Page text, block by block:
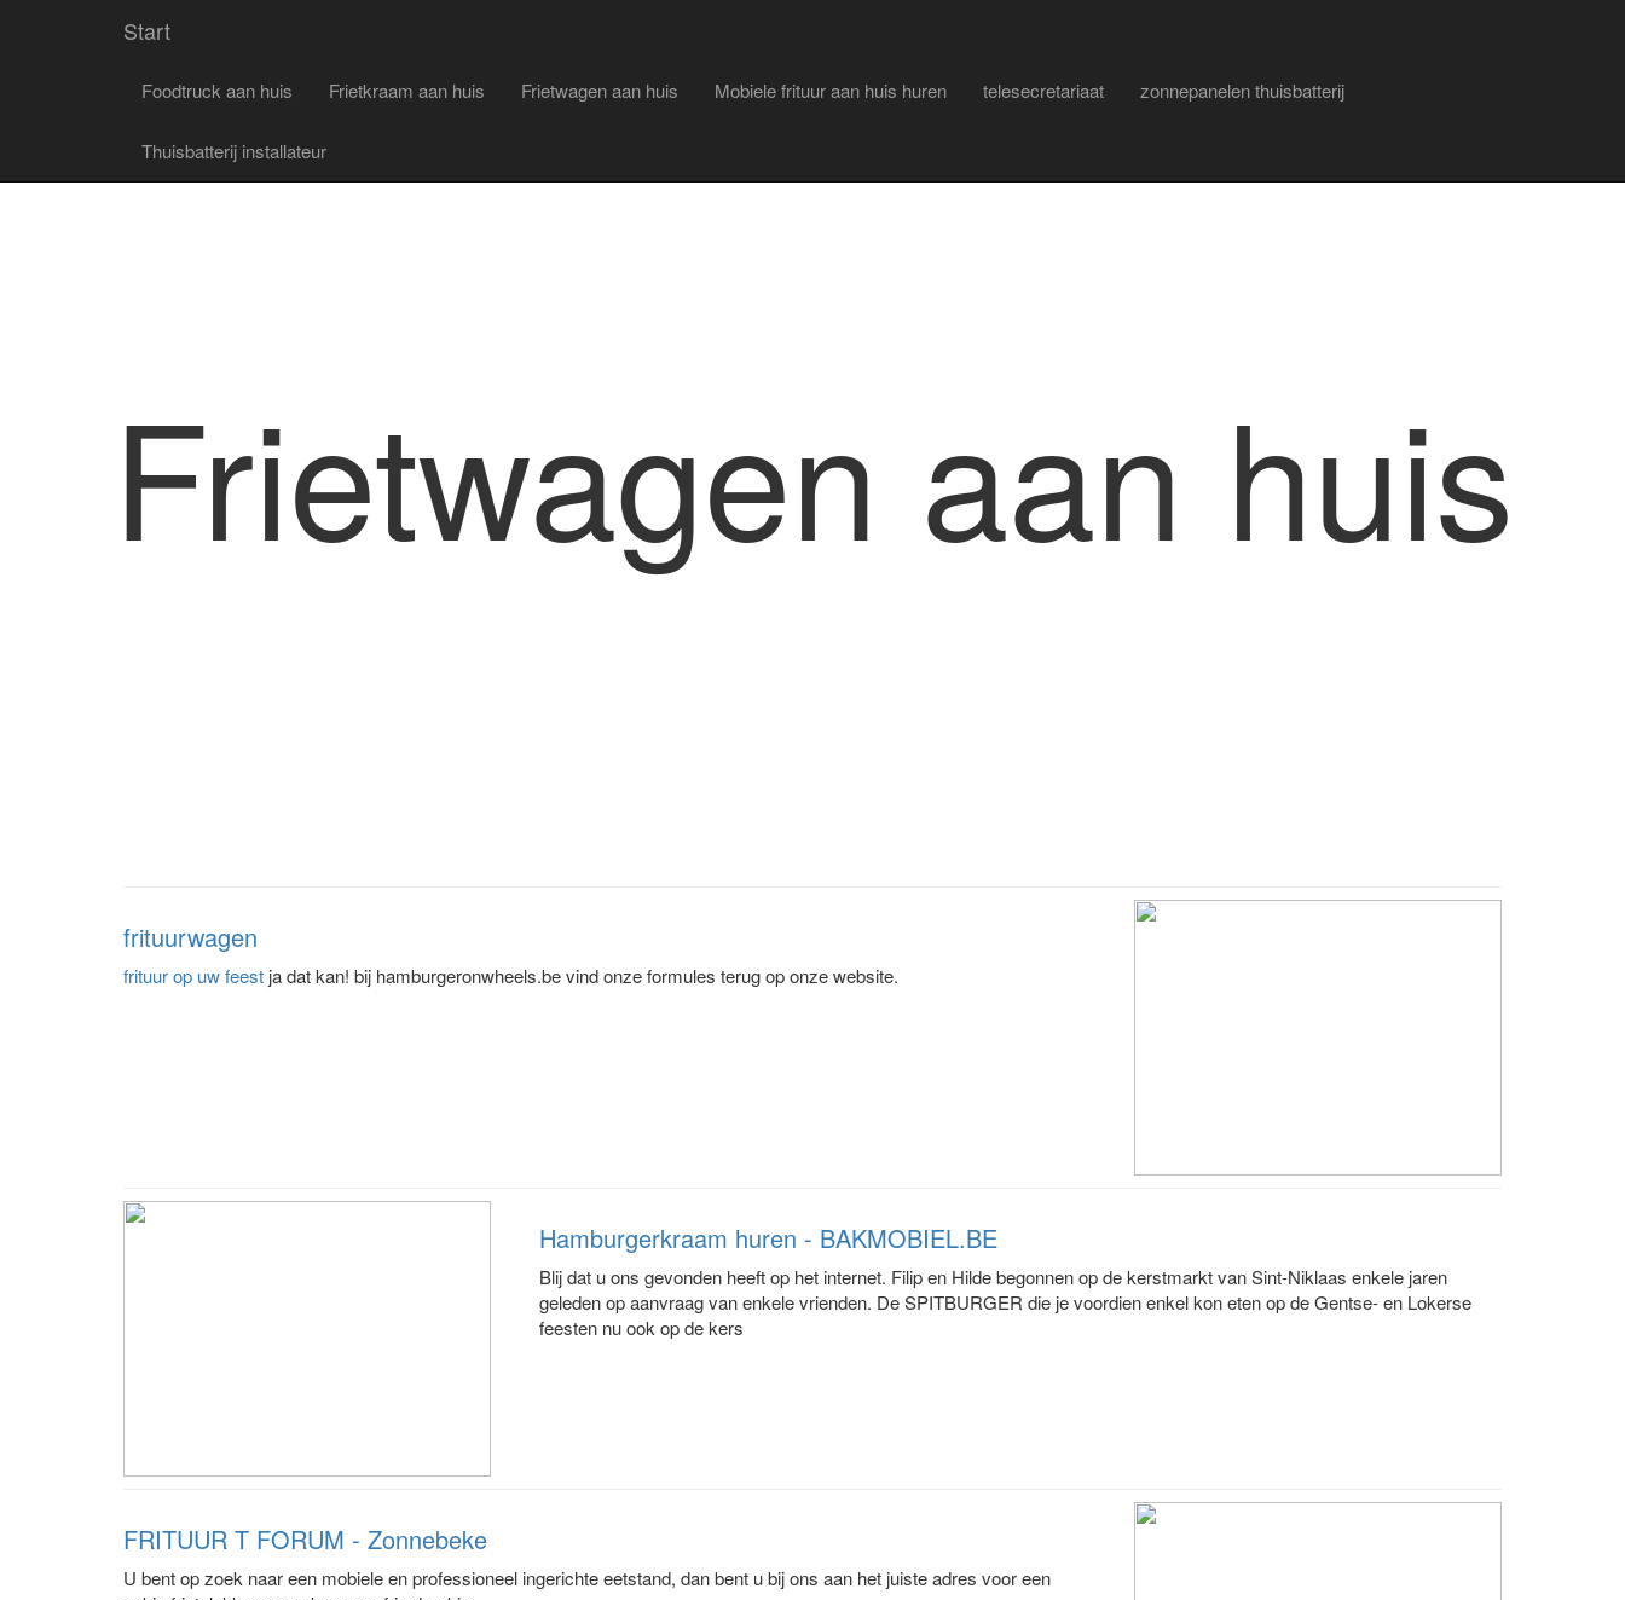
Start
Foodtruck aan huis Frietkraam aan huis Frietwagen aan huis Mobiele frituur aan huis huren telesecretariaat zonnepanelen thuisbatterij
Thuisbatterij installateur
Frietwagen aan huis
frituurwagen
frituur op uw feest ja dat kan! bij hamburgeronwheels.be vind onze formules terug op onze website.
Hamburgerkraam huren - BAKMOBIEL.BE
Blij dat u ons gevonden heeft op het internet. Filip en Hilde begonnen op de kerstmarkt van Sint-Niklaas enkele jaren
geleden op aanvraag van enkele vrienden. De SPITBURGER die je voordien enkel kon eten op de Gentse- en Lokerse
feesten nu ook op de kers
FRITUUR T FORUM - Zonnebeke
U bent op zoek naar een mobiele en professioneel ingerichte eetstand, dan bent u bij ons aan het juiste adres voor een